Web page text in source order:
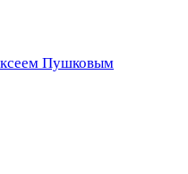
Пушковым